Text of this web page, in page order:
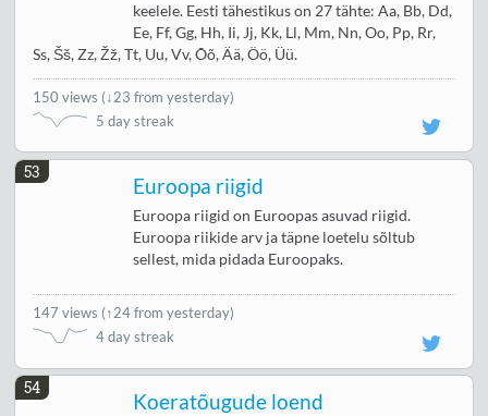
keelele. Eesti tähestikus on 27 tähte: Aa, Bb, Dd,
Ee, Ff, Gg, Hh, Ii, Jj, Kk, Ll, Mm, Nn, Oo, Pp, Rr,
Ss, Šš, Zz, Žž, Tt, Uu, Vv, Õõ, Ää, Öö, Üü.
150 views (↓23 from yesterday)
5 day streak
53
Euroopa riigid
Euroopa riigid on Euroopas asuvad riigid.
Euroopa riikide arv ja täpne loetelu sõltub
sellest, mida pidada Euroopaks.
147 views (↑24 from yesterday)
4 day streak
54
Koeratõugude loend